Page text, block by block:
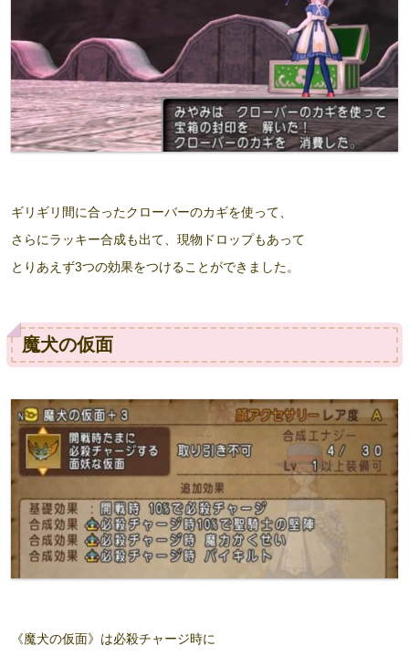
ギリギリ間に合ったクローバーのカギを使って、
さらにラッキー合成も出て、現物ドロップもあって
とりあえず3つの効果をつけることができました。
魔犬の仮面
《魔犬の仮面》は必殺チャージ時に